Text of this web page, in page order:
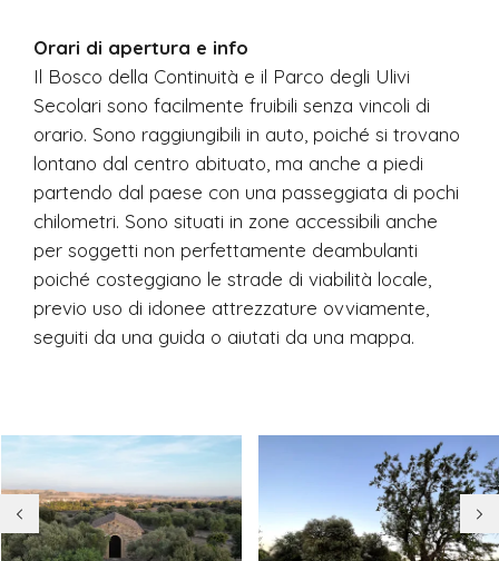
Orari di apertura e info
Il Bosco della Continuità e il Parco degli Ulivi
Secolari sono facilmente fruibili senza vincoli di
orario. Sono raggiungibili in auto, poiché si trovano
lontano dal centro abituato, ma anche a piedi
partendo dal paese con una passeggiata di pochi
chilometri. Sono situati in zone accessibili anche
per soggetti non perfettamente deambulanti
poiché costeggiano le strade di viabilità locale,
previo uso di idonee attrezzature ovviamente,
seguiti da una guida o aiutati da una mappa.